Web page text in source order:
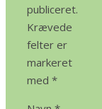
publiceret.
Krævede
felter er
markeret
med *